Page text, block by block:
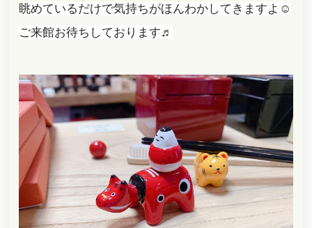
眺めているだけで気持ちがほんわかしてきますよ☺️
ご来館お待ちしております♬